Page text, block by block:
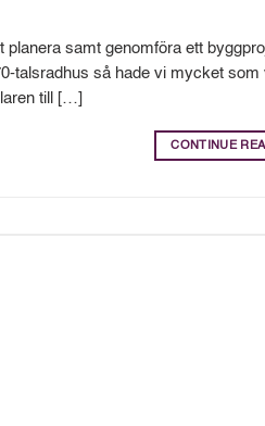
planera samt genomföra ett
talsradhus så hade vi mycket
till […]
CONTINUE